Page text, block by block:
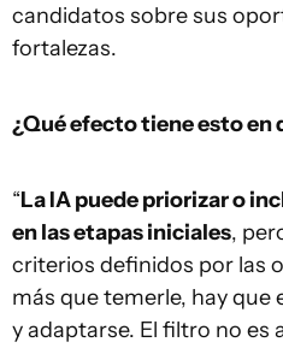
candidatos sobre sus
fortalezas.
¿Qué efecto tiene esto en
“La IA puede priorizar o
en las etapas iniciales,
criterios definidos por las
más que temerle, hay
y adaptarse. El filtro no es